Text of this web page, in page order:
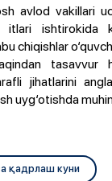
avlod vakillari
ishtirokida
chiqishlar
tasavvur
jihatlarini
uyg‘otishda
қадрлаш куни